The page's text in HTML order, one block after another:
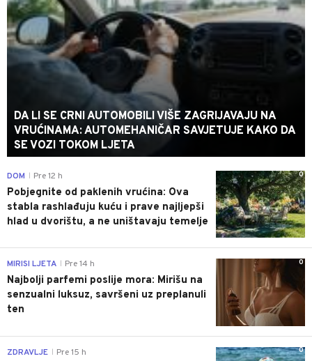
DA LI SE CRNI AUTOMOBILI VIŠE ZAGRIJAVAJU NA
VRUĆINAMA: AUTOMEHANIČAR SAVJETUJE KAKO DA
SE VOZI TOKOM LJETA
0
DOM Pre 12 h
Pobjegnite od paklenih vrućina: Ova
stabla rashlađuju kuću i prave najljepši
hlad u dvorištu, a ne uništavaju temelje
0
MIRISI LJETA Pre 14 h
Najbolji parfemi poslije mora: Mirišu na
senzualni luksuz, savršeni uz preplanuli
ten
0
ZDRAVLJE Pre 15 h